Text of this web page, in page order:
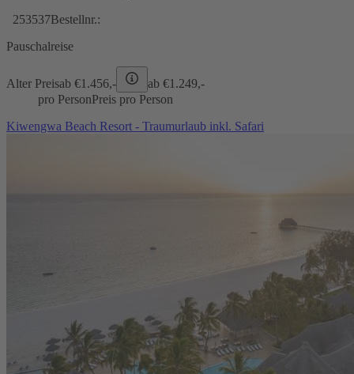
253537Bestellnr.:
Pauschalreise
Alter Preisab €1.456,- ab €1.249,-
pro PersonPreis pro Person
Kiwengwa Beach Resort - Traumurlaub inkl. Safari